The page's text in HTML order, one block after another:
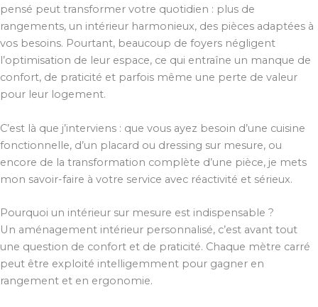
pensé peut transformer votre quotidien : plus de
rangements, un intérieur harmonieux, des pièces adaptées à
vos besoins. Pourtant, beaucoup de foyers négligent
l’optimisation de leur espace, ce qui entraîne un manque de
confort, de praticité et parfois même une perte de valeur
pour leur logement.
C’est là que j’interviens : que vous ayez besoin d’une cuisine
fonctionnelle, d’un placard ou dressing sur mesure, ou
encore de la transformation complète d’une pièce, je mets
mon savoir-faire à votre service avec réactivité et sérieux.
Pourquoi un intérieur sur mesure est indispensable ?
Un aménagement intérieur personnalisé, c’est avant tout
une question de confort et de praticité. Chaque mètre carré
peut être exploité intelligemment pour gagner en
rangement et en ergonomie.